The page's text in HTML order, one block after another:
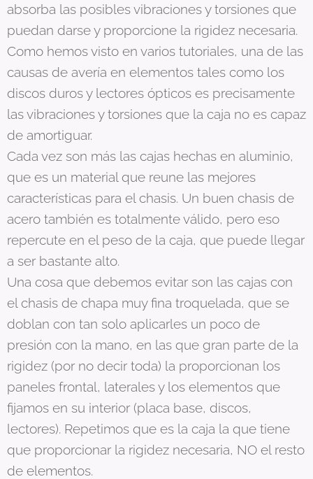
absorba las posibles vibraciones y torsiones que
puedan darse y proporcione la rigidez necesaria.
Como hemos visto en varios tutoriales, una de las
causas de avería en elementos tales como los
discos duros y lectores ópticos es precisamente
las vibraciones y torsiones que la caja no es capaz
de amortiguar.
Cada vez son más las cajas hechas en aluminio,
que es un material que reune las mejores
características para el chasis. Un buen chasis de
acero también es totalmente válido, pero eso
repercute en el peso de la caja, que puede llegar
a ser bastante alto.
Una cosa que debemos evitar son las cajas con
el chasis de chapa muy fina troquelada, que se
doblan con tan solo aplicarles un poco de
presión con la mano, en las que gran parte de la
rigidez (por no decir toda) la proporcionan los
paneles frontal, laterales y los elementos que
fijamos en su interior (placa base, discos,
lectores). Repetimos que es la caja la que tiene
que proporcionar la rigidez necesaria, NO el resto
de elementos.